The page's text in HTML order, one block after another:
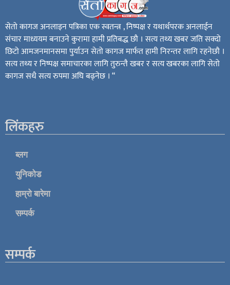
सेतो कागज अनलाइन पत्रिका एक स्वतन्त्र , निष्पक्ष र यथार्थपरक अनलाईन
संचार माध्ययम बनाउने कुरामा हामी प्रतिबद्ध छौ । सत्य तथ्य खबर जति सक्दो
छिटो आमजनमानसमा पुर्याउन सेतो कागज मार्फत हामी निरन्तर लागि रहनेछौ ।
सत्य तथ्य र निष्पक्ष समाचारका लागि तुरुन्तै खबर र सत्य खबरका लागि सेतो
कागज सधै सत्य रुपमा अघि बढ्नेछ । “
लिंकहरु
ब्लग
युनिकोड
हाम्रो बारेमा
सम्पर्क
सम्पर्क